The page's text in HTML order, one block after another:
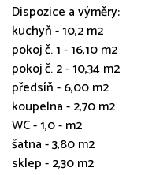
Dispozice a výměry:
kuchyň - 10,2 m2
pokoj č. 1 - 16,10 m2
pokoj č. 2 - 10,34 m2
předsíň - 6,00 m2
koupelna - 2,70 m2
WC - 1,0 - m2
šatna - 3,80 m2
sklep - 2,30 m2